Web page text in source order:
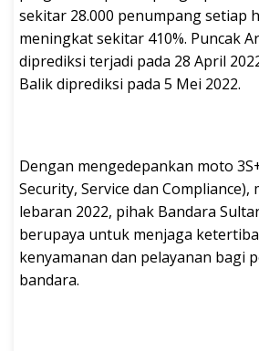
sekitar 28.000 penumpang setiap
meningkat sekitar 410%. Puncak
diprediksi terjadi pada 28 April
Balik diprediksi pada 5 Mei 2022.
Dengan mengedepankan moto
Security, Service dan Compliance),
lebaran 2022, pihak Bandara
berupaya untuk menjaga
kenyamanan dan pelayanan bagi
bandara.